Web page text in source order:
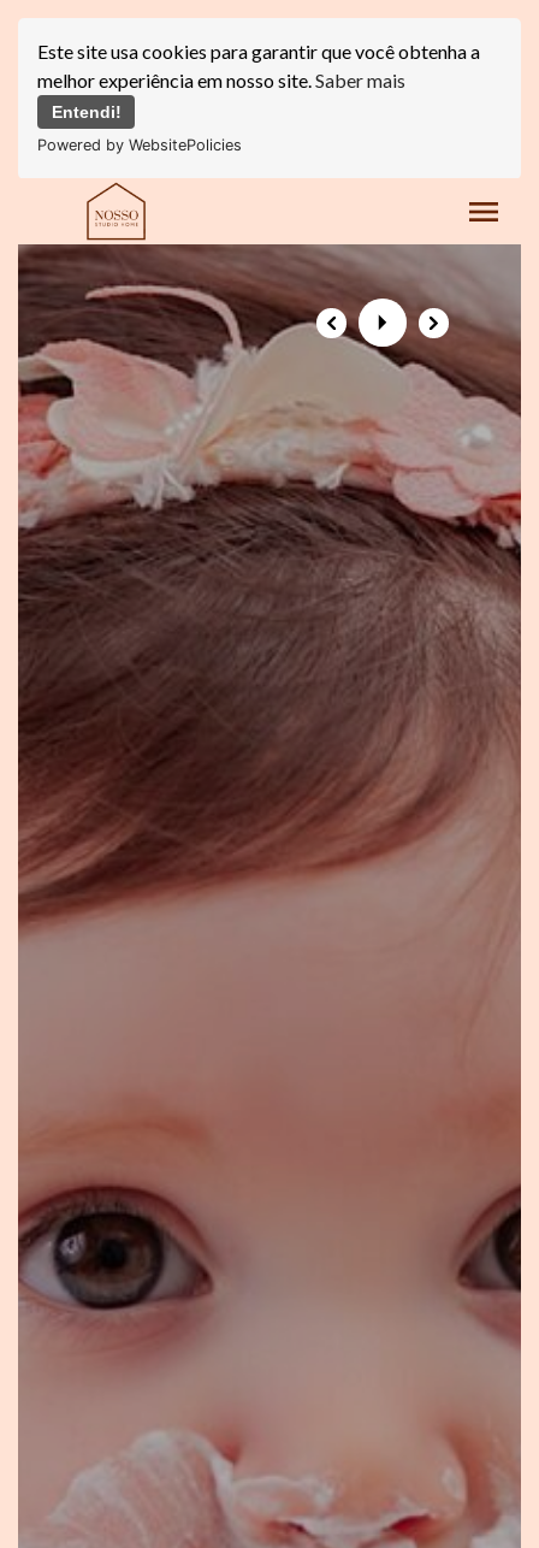
Este site usa cookies para garantir que você obtenha a
melhor experiência em nosso site.Saber mais
Entendi!
Powered by WebsitePolicies
menu